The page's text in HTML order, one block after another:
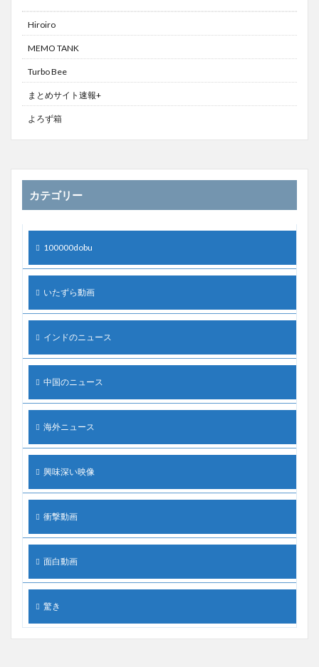
Hiroiro
MEMO TANK
Turbo Bee
まとめサイト速報+
よろず箱
カテゴリー
100000dobu
いたずら動画
インドのニュース
中国のニュース
海外ニュース
興味深い映像
衝撃動画
面白動画
驚き